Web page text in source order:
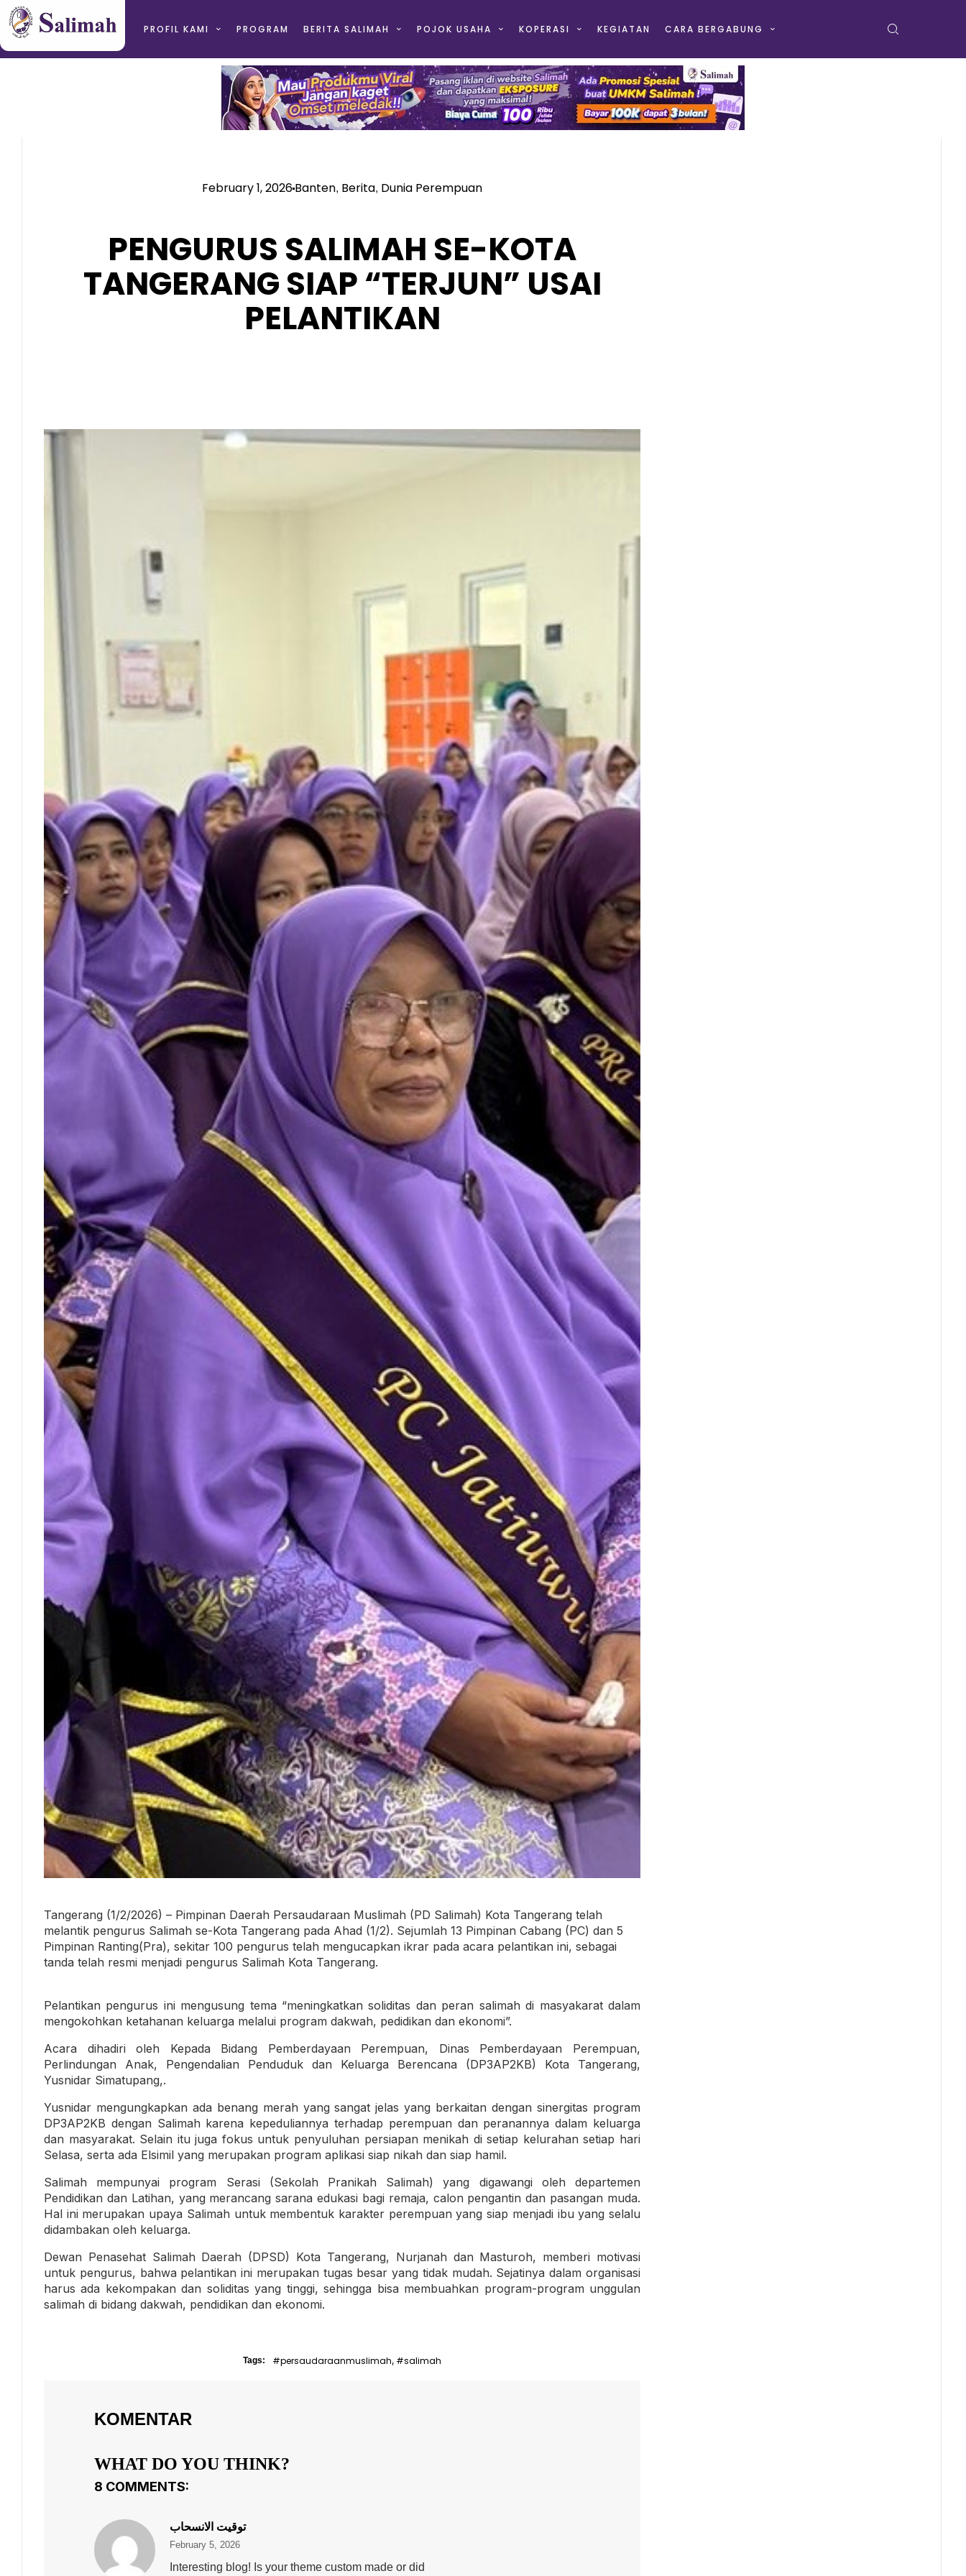
PROFIL KAMI PROGRAM BERITA SALIMAH POJOK USAHA KOPERASI KEGIATAN CARA BERGABUNG
February 1, 2026Banten, Berita, Dunia Perempuan
PENGURUS SALIMAH SE-KOTA
TANGERANG SIAP “TERJUN” USAI
PELANTIKAN
Tangerang (1/2/2026) – Pimpinan Daerah Persaudaraan Muslimah (PD Salimah) Kota Tangerang telah
melantik pengurus Salimah se-Kota Tangerang pada Ahad (1/2). Sejumlah 13 Pimpinan Cabang (PC) dan 5
Pimpinan Ranting(Pra), sekitar 100 pengurus telah mengucapkan ikrar pada acara pelantikan ini, sebagai
tanda telah resmi menjadi pengurus Salimah Kota Tangerang.
Pelantikan pengurus ini mengusung tema “meningkatkan soliditas dan peran salimah di masyakarat dalam
mengokohkan ketahanan keluarga melalui program dakwah, pedidikan dan ekonomi”.
Acara dihadiri oleh Kepada Bidang Pemberdayaan Perempuan, Dinas Pemberdayaan Perempuan,
Perlindungan Anak, Pengendalian Penduduk dan Keluarga Berencana (DP3AP2KB) Kota Tangerang,
Yusnidar Simatupang,.
Yusnidar mengungkapkan ada benang merah yang sangat jelas yang berkaitan dengan sinergitas program
DP3AP2KB dengan Salimah karena kepeduliannya terhadap perempuan dan peranannya dalam keluarga
dan masyarakat. Selain itu juga fokus untuk penyuluhan persiapan menikah di setiap kelurahan setiap hari
Selasa, serta ada Elsimil yang merupakan program aplikasi siap nikah dan siap hamil.
Salimah mempunyai program Serasi (Sekolah Pranikah Salimah) yang digawangi oleh departemen
Pendidikan dan Latihan, yang merancang sarana edukasi bagi remaja, calon pengantin dan pasangan muda.
Hal ini merupakan upaya Salimah untuk membentuk karakter perempuan yang siap menjadi ibu yang selalu
didambakan oleh keluarga.
Dewan Penasehat Salimah Daerah (DPSD) Kota Tangerang, Nurjanah dan Masturoh, memberi motivasi
untuk pengurus, bahwa pelantikan ini merupakan tugas besar yang tidak mudah. Sejatinya dalam organisasi
harus ada kekompakan dan soliditas yang tinggi, sehingga bisa membuahkan program-program unggulan
salimah di bidang dakwah, pendidikan dan ekonomi.
Tags: #persaudaraanmuslimah, #salimah
KOMENTAR
WHAT DO YOU THINK?
8 COMMENTS:
توقيت الانسحاب
February 5, 2026
Interesting blog! Is your theme custom made or did